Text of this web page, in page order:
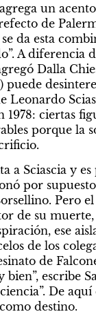
un
de
da esta
A
Dalla
puede
Leonardo
ciertas
porque la
a Sciascia y
por
Pero
de su
ese
de los
de
escribe
De
destino.